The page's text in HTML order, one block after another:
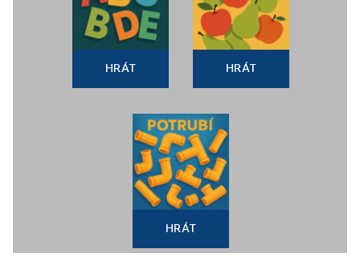
HRÁT HRÁT
HRÁT